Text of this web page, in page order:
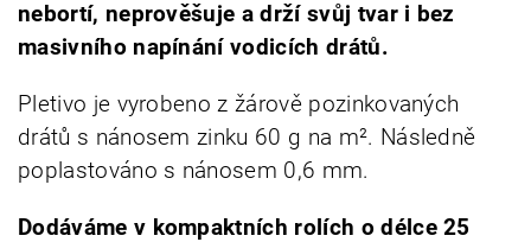
nebortí, neprověšuje a drží svůj tvar i bez
masivního napínání vodicích drátů.
Pletivo je vyrobeno z žárově pozinkovaných
drátů s nánosem zinku 60 g na m². Následně
poplastováno s nánosem 0,6 mm.
Dodáváme v kompaktních rolích o délce 25